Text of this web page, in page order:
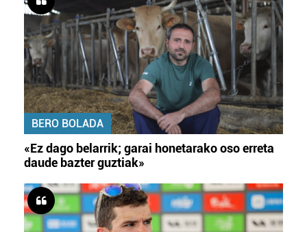
BERO BOLADA
«Ez dago belarrik; garai honetarako oso erreta
daude bazter guztiak»